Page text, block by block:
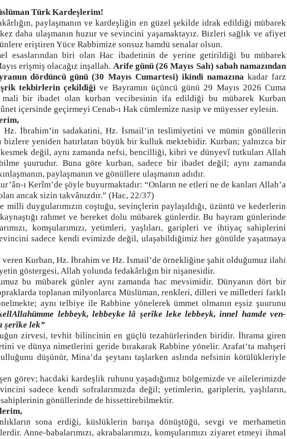
Türk Kardeşlerim!
paylaşmanın ve kardeşliğin en güzel şekilde idrak edildiği mübarek
daha ulaşmanın huzur ve sevincini yaşamaktayız. Bizleri sağlık ve afiyet
eriştiren Yüce Rabbimize sonsuz hamdü senalar olsun.
esaslarından biri olan Hac ibadetinin de yerine getirildiği bu mübarek
erişmiş olacağız inşallah. Arife günü (26 Mayıs Salı) sabah namazından
dördüncü günü (30 Mayıs Cumartesi) ikindi namazınakadar farz
tekbirlerin çekildiği ve Bayramın üçüncü günü 29 Mayıs 2026 Cuma
mali bir ibadet olan kurban vecibesinin ifa edildiği bu mübarek Kurban
içersinde geçirmeyi Cenab-ı Hak cümlemize nasip ve müyesser eylesin.
Hz. İbrahim’in sadakatini, Hz. İsmail’in teslimiyetini ve mümin gönüllerin
bizlere yeniden hatırlatan büyük bir kulluk mektebidir. Kurban; yalnızca bir
değil, aynı zamanda nefsi, bencilliği, kibri ve dünyevî tutkuları Allah
şuurudur. Buna göre kurban, sadece bir ibadet değil; aynı zamanda
paylaşmanın ve gönüllere ulaşmanın adıdır.
ı Kerîm’de şöyle buyurmaktadır: “Onların ne etleri ne de kanları Allah’a
ancak sizin takvânızdır.” (Hac, 22/37)
milli duygularımızın coştuğu, sevinçlerin paylaşıldığı, üzüntü ve kederlerin
rahmet ve bereket dolu mübarek günlerdir. Bu bayram günlerinde
komşularımızı, yetimleri, yaşlıları, garipleri ve ihtiyaç sahiplerini
sadece kendi evimizde değil, ulaşabildiğimiz her gönülde yaşatmaya
veren Kurban, Hz. İbrahim ve Hz. İsmail’de örnekliğine şahit olduğumuz ilahi
göstergesi, Allah yolunda fedakârlığın bir nişanesidir.
bu mübarek günler aynı zamanda hac mevsimidir. Dünyanın dört bir
toplanan milyonlarca Müslüman, renkleri, dilleri ve milletleri farklı
aynı telbiye ile Rabbine yönelerek ümmet olmanın eşsiz şuurunu
lebbeyk, lebbeyke lâ şerîke leke lebbeyk, innel hamde ven-
şerîke lek”
zirvesi, tevhit bilincinin en güçlü tezahürlerinden biridir. İhrama giren
ve dünya nimetlerini geride bırakarak Rabbine yönelir. Arafat’ta mahşeri
düşünür, Mina’da şeytanı taşlarken aslında nefsinin kötülükleriyle
görev; hacdaki kardeşlik ruhunu yaşadığımız bölgemizde ve ailelerimizde
sadece kendi sofralarımızda değil; yetimlerin, gariplerin, yaşlıların,
gönüllerinde de hissettirebilmektir.
sona erdiği, küslüklerin barışa dönüştüğü, sevgi ve merhametin
Anne-babalarımızı, akrabalarımızı, komşularımızı ziyaret etmeyi ihmal